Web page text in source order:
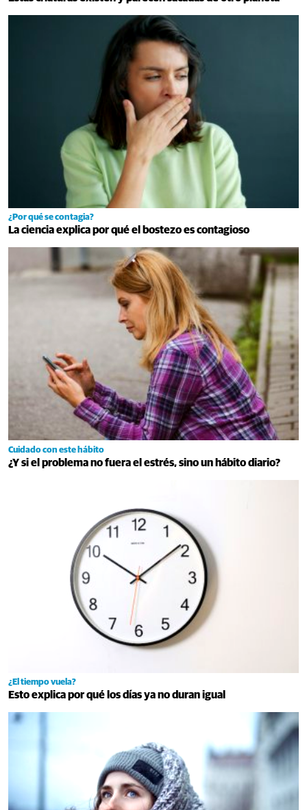
¿Por qué se contagia?
La ciencia explica por qué el bostezo es contagioso
Cuidado con este hábito
¿Y si el problema no fuera el estrés, sino un hábito diario?
¿El tiempo vuela?
Esto explica por qué los días ya no duran igual